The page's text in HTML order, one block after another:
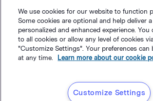
Sitemap. Datenschutz &AGB Cookie-
Polaris Software, LLC
We use cookies for our website to function
Some cookies are optional and help deliver a
personalized and enhanced experience. You
to all cookies or allow any level of cookies
"Customize Settings". Your preferences can
at any time.
Learn more about our cookie
Customize Settings